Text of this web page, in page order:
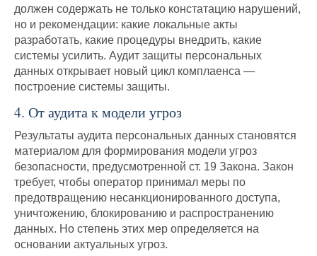
должен содержать не только констатацию нарушений,
но и рекомендации: какие локальные акты
разработать, какие процедуры внедрить, какие
системы усилить. Аудит защиты персональных
данных открывает новый цикл комплаенса —
построение системы защиты.
4. От аудита к модели угроз
Результаты аудита персональных данных становятся
материалом для формирования модели угроз
безопасности, предусмотренной ст. 19 Закона. Закон
требует, чтобы оператор принимал меры по
предотвращению несанкционированного доступа,
уничтожению, блокированию и распространению
данных. Но степень этих мер определяется на
основании актуальных угроз.